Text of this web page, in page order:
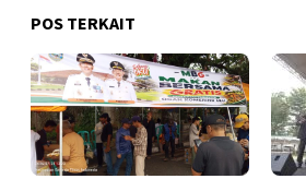
POS TERKAIT